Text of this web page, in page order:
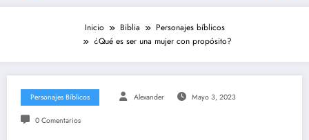
Inicio Biblia
Personajes bíblicos
¿Qué es ser una mujer con propósito?
Personajes Bíblicos Alexander Mayo 3, 2023
0 Comentarios